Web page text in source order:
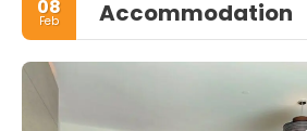
08
Feb Accommodation